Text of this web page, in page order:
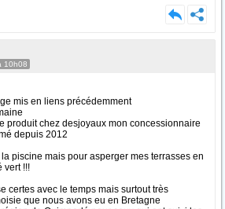
10h08
mis en liens précédemment
produit chez desjoyaux mon concessionnaire
depuis 2012
piscine mais pour asperger mes terrasses en
vert !!!
certes avec le temps mais surtout très
que nous avons eu en Bretagne